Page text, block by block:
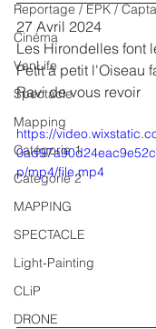
Reportage / EPK /
Cinéma
VanLife
Spectacle
Mapping
Catégorie 1
Catégorie 2
MAPPING
SPECTACLE
Light-Painting
CLiP
DRONE
27 Avril 2024
Les Hirondelles font
Petit à petit l'Oiseau
Ravi de vous revoir
https://
p/mp4/file.mp4